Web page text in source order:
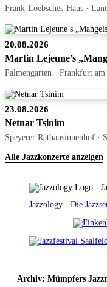
Frank-Loebsches-Haus ·
20.08.2026
Martin Lejeune’s
Palmengarten · Frankfurt
23.08.2026
Netnar Tsinim
Speyerer Rathausinnenhof ·
Alle Jazzkonzerte anzeigen
Jazzology - Die
Archiv: Mümpfers